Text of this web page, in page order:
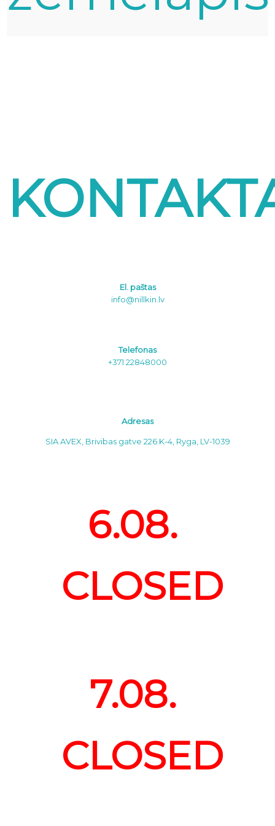
El. paštas
info@nillkin.lv
Telefonas
+371 22848000
Adresas
SIA AVEX, Brivibas gatve 226 K-4, Ryga, LV-1039
6.08.
CLOSED
7.08.
CLOSED